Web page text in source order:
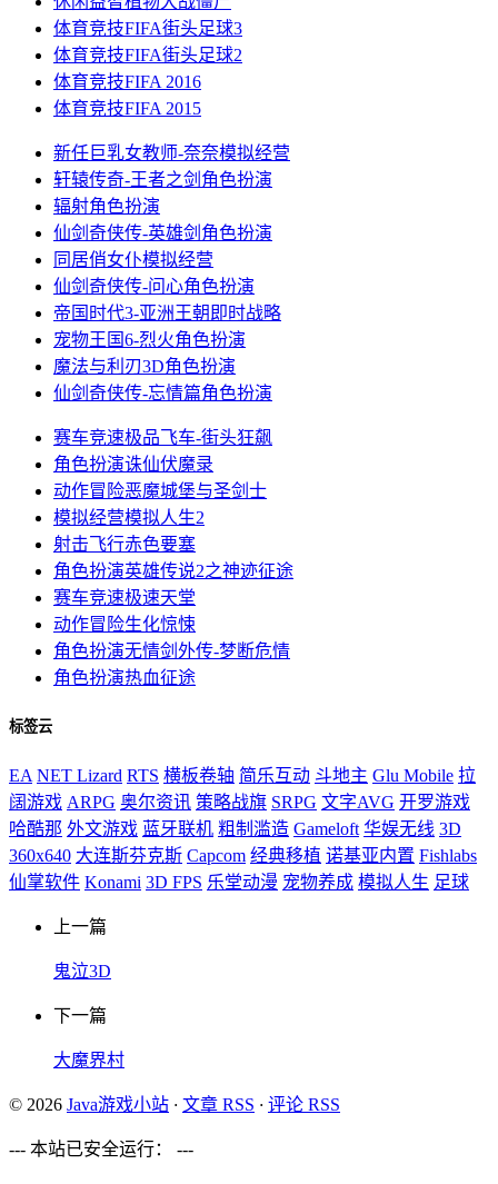
体育竞技FIFA街头足球3
体育竞技FIFA街头足球2
体育竞技FIFA 2016
体育竞技FIFA 2015
新任巨乳女教师-奈奈模拟经营
轩辕传奇-王者之剑 角色扮演
辐射角色扮演
仙剑奇侠传-英雄剑 角色扮演
同居俏女仆模拟经营
仙剑奇侠传-问心角色扮演
帝国时代3-亚洲王朝即时战略
宠物王国6-烈火角色扮演
魔法与利刃3D角色扮演
仙剑奇侠传-忘情篇角色扮演
赛车竞速极品飞车-街头狂飙
角色扮演诛仙伏魔录
动作冒险恶魔城堡与圣剑士
模拟经营模拟人生2
射击飞行赤色要塞
角色扮演英雄传说2之神迹征途
赛车竞速极速天堂
动作冒险生化惊悚
角色扮演无情剑外传-梦断危情
角色扮演热血征途
标签云
EA NET Lizard RTS 横板卷轴 简乐互动 斗地主 Glu Mobile 拉
阔游戏 ARPG 奥尔资讯 策略战旗 SRPG 文字AVG 开罗游戏
哈酷那 外文游戏 蓝牙联机 粗制滥造 Gameloft 华娱无线 3D
360x640 大连斯芬克斯 Capcom 经典移植 诺基亚内置 Fishlabs
仙掌软件 Konami 3D FPS 乐堂动漫 宠物养成 模拟人生 足球
上一篇
鬼泣3D
下一篇
大魔界村
© 2026 Java游戏小站 · 文章 RSS · 评论 RSS
--- 本站已安全运行： ---